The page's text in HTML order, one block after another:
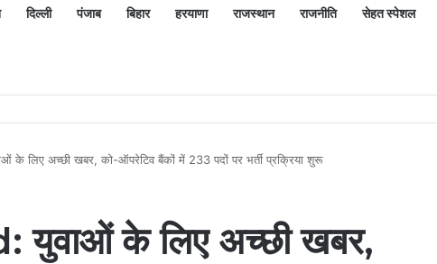
दिल्ली पंजाब बिहार हरयाणा राजस्थान राजनीति सेहत स्पेशल
के लिए अच्छी खबर, को-ऑपरेटिव बैंकों में 233 पदों पर भर्ती प्रक्रिया शुरू
के लिए अच्छी खबर,